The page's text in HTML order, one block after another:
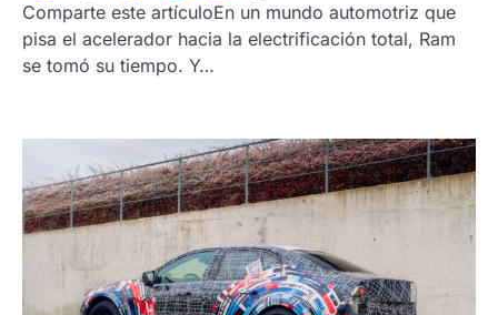
Comparte este artículoEn un mundo automotriz que
pisa el acelerador hacia la electrificación total, Ram
se tomó su tiempo. Y…